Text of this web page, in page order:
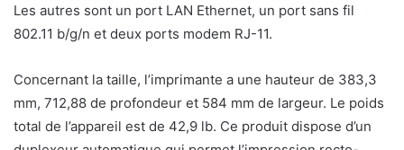
Les autres sont un port LAN Ethernet, un port sans fil
802.11 b/g/n et deux ports modem RJ-11.
Concernant la taille, l’imprimante a une hauteur de 383,3
mm, 712,88 de profondeur et 584 mm de largeur. Le poids
total de l’appareil est de 42,9 lb. Ce produit dispose d’un